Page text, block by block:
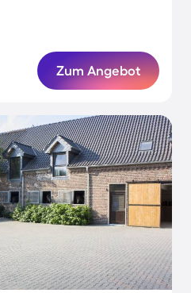
Zum Angebot